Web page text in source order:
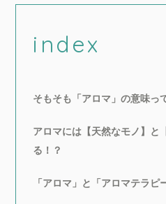
index
そもそも「アロマ」の意味っ
アロマには【天然なモノ】と
る！？
「アロマ」と「アロマテラピ